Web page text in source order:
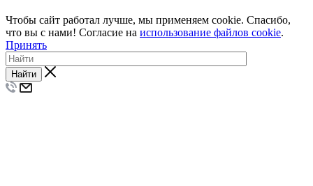
Чтобы сайт работал лучше, мы применяем cookie. Спасибо,
что вы с нами! Согласие на использование файлов cookie.
Принять
Найти